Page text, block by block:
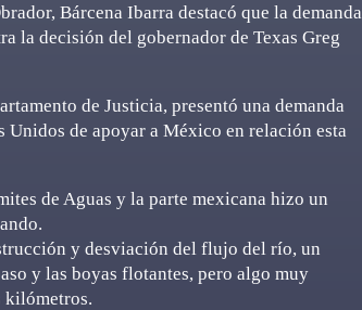
Bárcena Ibarra destacó que la demanda
la decisión del gobernador de Texas Greg
de Justicia, presentó una demanda
Unidos de apoyar a México en relación esta
de Aguas y la parte mexicana hizo un
y desviación del flujo del río, un
y las boyas flotantes, pero algo muy
kilómetros.